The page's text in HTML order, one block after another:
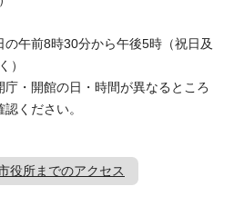
の午前8時30分から午後5時（祝日及
）
・開館の日・時間が異なるところ
ください。
役所までのアクセス